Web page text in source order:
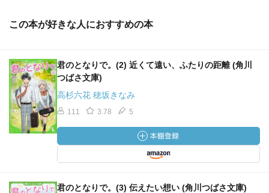
この本が好きな人におすすめの本
君のとなりで。(2) 近くて遠い、ふたりの距離 (角川
つばさ文庫)
高杉六花 穂坂きなみ
111 3.78 5
君のとなりで。(3) 伝えたい想い (角川つばさ文庫)